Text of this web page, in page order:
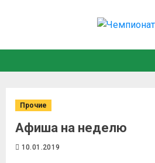
Прочие
Афиша на неделю
10.01.2019